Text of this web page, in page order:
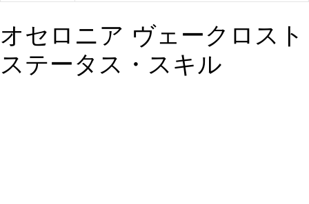
オセロニア ヴェークロスト
ステータス・スキル